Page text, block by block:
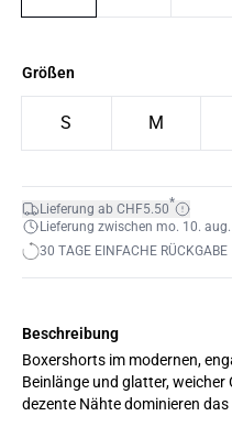
Größen
S M
Lieferung ab CHF5.50*
Lieferung zwischen mo. 10.
30 TAGE EINFACHE RÜCKGABE
Beschreibung
Boxershorts im modernen,
Beinlänge und glatter,
dezente Nähte dominieren das